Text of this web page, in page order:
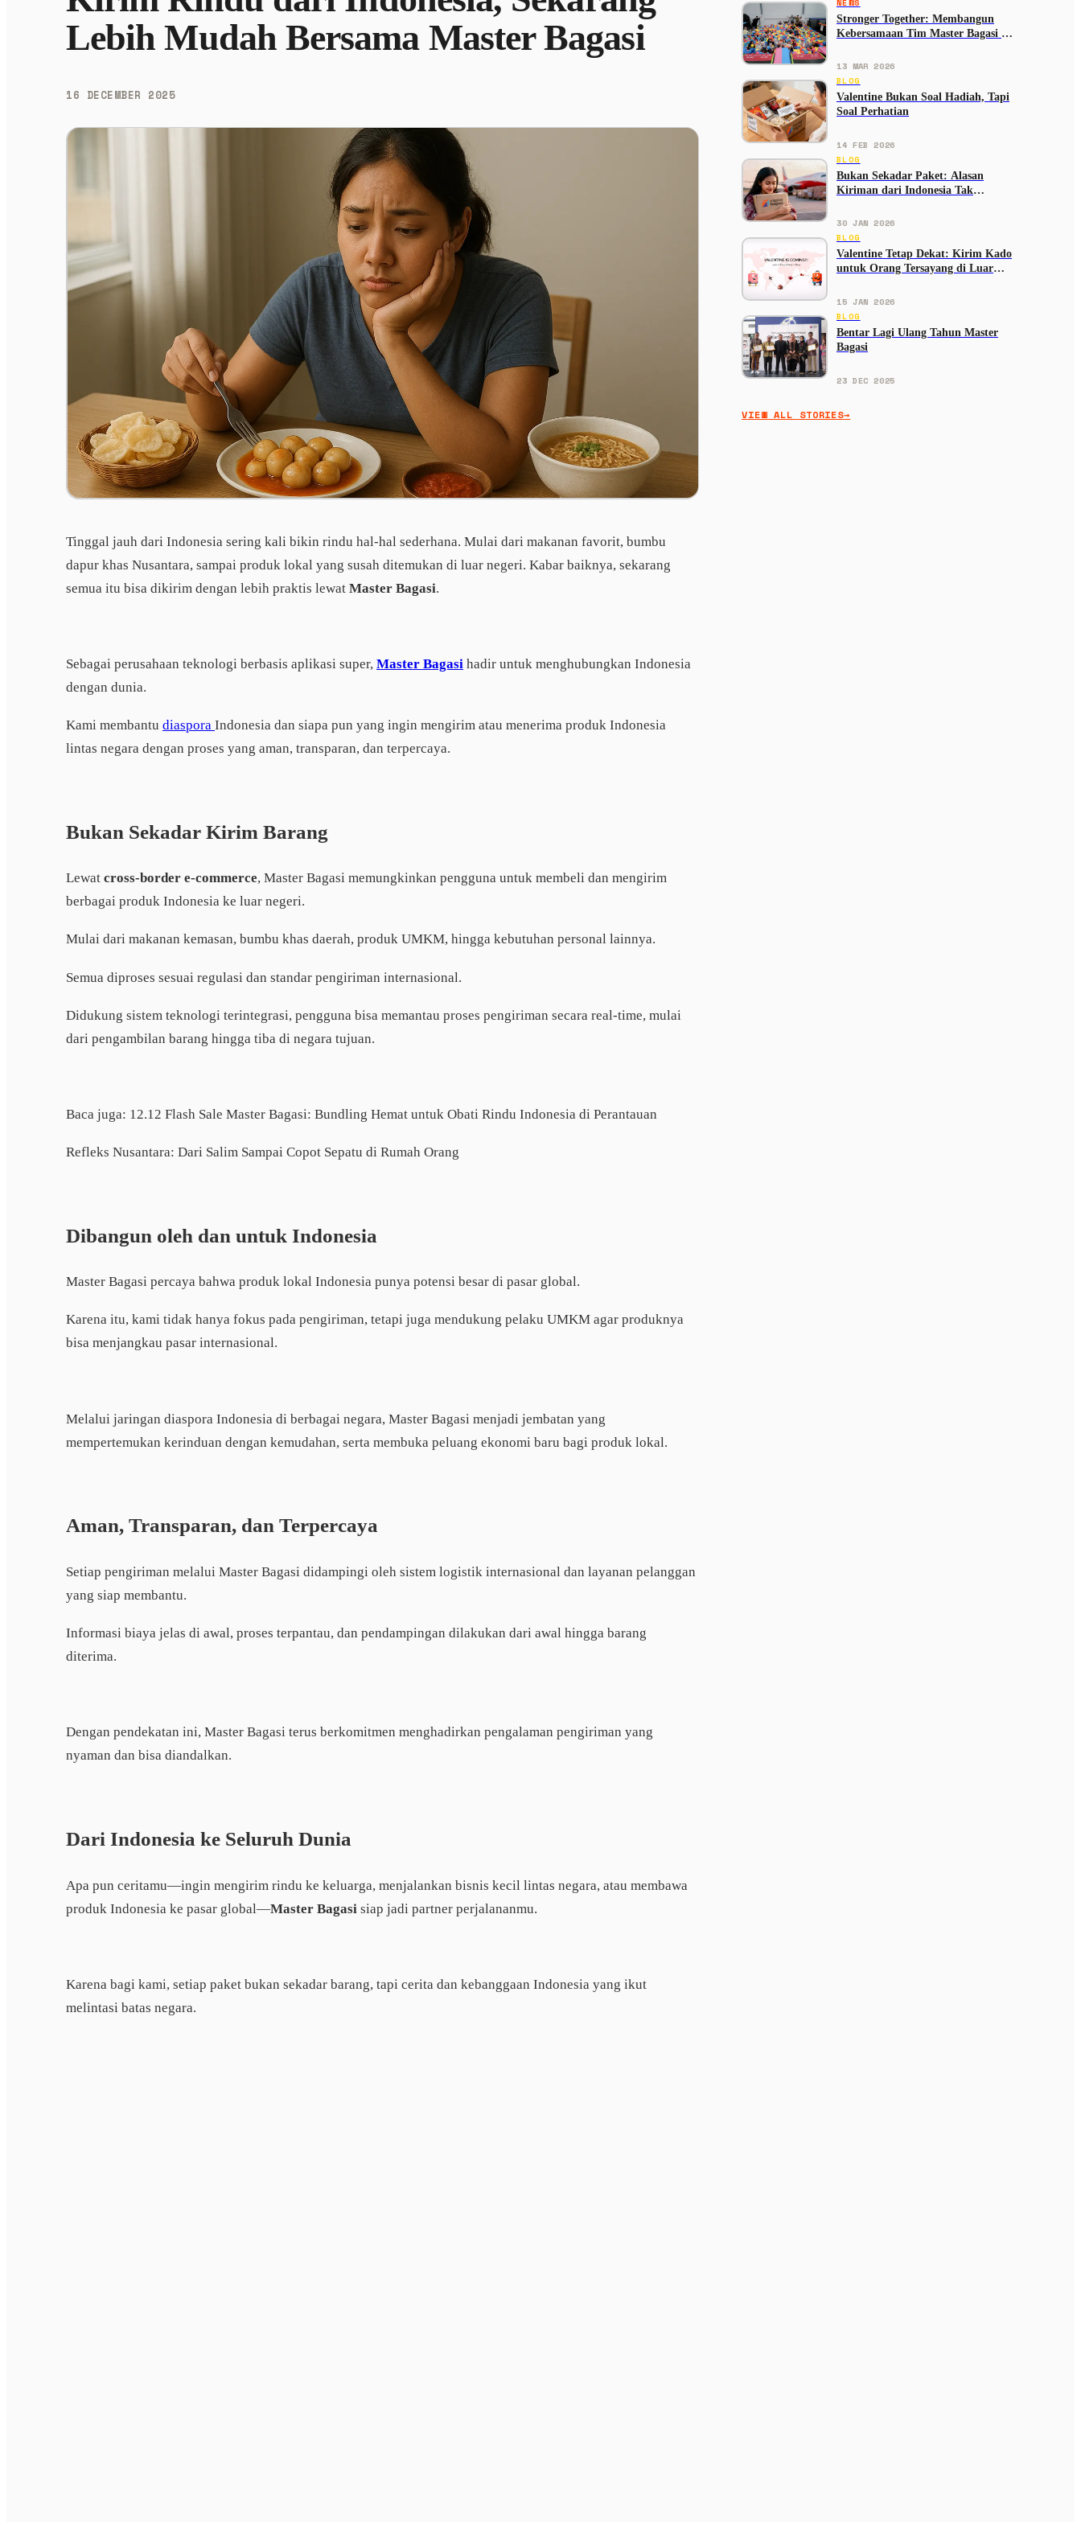
Lebih Mudah Bersama Master Bagasi
16 DECEMBER 2025
Tinggal jauh dari Indonesia sering kali bikin rindu hal-hal sederhana. Mulai dari makanan favorit, bumbu
dapur khas Nusantara, sampai produk lokal yang susah ditemukan di luar negeri. Kabar baiknya, sekarang
semua itu bisa dikirim dengan lebih praktis lewat Master Bagasi.
Sebagai perusahaan teknologi berbasis aplikasi super, Master Bagasi hadir untuk menghubungkan Indonesia
dengan dunia.
Kami membantu diaspora Indonesia dan siapa pun yang ingin mengirim atau menerima produk Indonesia
lintas negara dengan proses yang aman, transparan, dan terpercaya.
Bukan Sekadar Kirim Barang
Lewat cross-border e-commerce, Master Bagasi memungkinkan pengguna untuk membeli dan mengirim
berbagai produk Indonesia ke luar negeri.
Mulai dari makanan kemasan, bumbu khas daerah, produk UMKM, hingga kebutuhan personal lainnya.
Semua diproses sesuai regulasi dan standar pengiriman internasional.
Didukung sistem teknologi terintegrasi, pengguna bisa memantau proses pengiriman secara real-time, mulai
dari pengambilan barang hingga tiba di negara tujuan.
Baca juga: 12.12 Flash Sale Master Bagasi: Bundling Hemat untuk Obati Rindu Indonesia di Perantauan
Refleks Nusantara: Dari Salim Sampai Copot Sepatu di Rumah Orang
Dibangun oleh dan untuk Indonesia
Master Bagasi percaya bahwa produk lokal Indonesia punya potensi besar di pasar global.
Karena itu, kami tidak hanya fokus pada pengiriman, tetapi juga mendukung pelaku UMKM agar produknya
bisa menjangkau pasar internasional.
Melalui jaringan diaspora Indonesia di berbagai negara, Master Bagasi menjadi jembatan yang
mempertemukan kerinduan dengan kemudahan, serta membuka peluang ekonomi baru bagi produk lokal.
Aman, Transparan, dan Terpercaya
Setiap pengiriman melalui Master Bagasi didampingi oleh sistem logistik internasional dan layanan pelanggan
yang siap membantu.
Informasi biaya jelas di awal, proses terpantau, dan pendampingan dilakukan dari awal hingga barang
diterima.
Dengan pendekatan ini, Master Bagasi terus berkomitmen menghadirkan pengalaman pengiriman yang
nyaman dan bisa diandalkan.
Dari Indonesia ke Seluruh Dunia
Apa pun ceritamu—ingin mengirim rindu ke keluarga, menjalankan bisnis kecil lintas negara, atau membawa
produk Indonesia ke pasar global—Master Bagasi siap jadi partner perjalananmu.
Karena bagi kami, setiap paket bukan sekadar barang, tapi cerita dan kebanggaan Indonesia yang ikut
melintasi batas negara.
NEWS
Stronger Together: Membangun
Kebersamaan Tim Master Bagasi di
13 MAR 2026
BLOG
Valentine Bukan Soal Hadiah, Tapi
Soal Perhatian
14 FEB 2026
BLOG
Bukan Sekadar Paket: Alasan
Kiriman dari Indonesia Tak
30 JAN 2026
BLOG
Valentine Tetap Dekat: Kirim Kado
untuk Orang Tersayang di Luar
15 JAN 2026
BLOG
Bentar Lagi Ulang Tahun Master
Bagasi
23 DEC 2025
VIEW ALL STORIES→